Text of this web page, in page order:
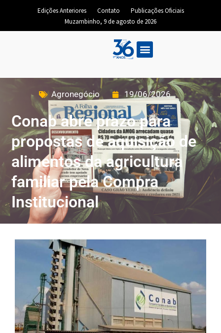
Edições Anteriores Contato
Publicações Oficiais
Muzambinho, 9 de agosto de 2026
Agronegócio 19/06/2026
Conab abre prazo para
propostas de aquisição de
alimentos da agricultura
familiar pela Compra
Institucional